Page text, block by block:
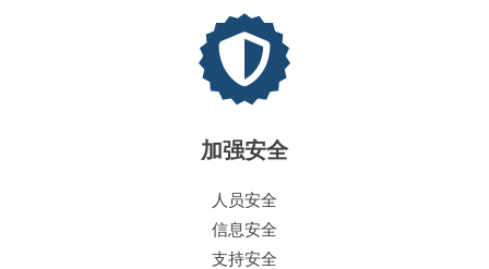
加强安全
人员安全
信息安全
支持安全